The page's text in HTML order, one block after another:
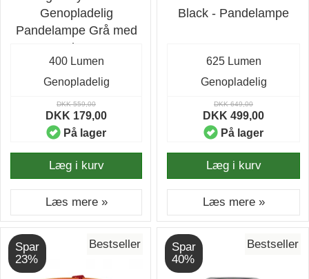
Genopladelig
Pandelampe Grå med
400 lumen
400 Lumen
Genopladelig
DKK 559,00
DKK 179,00
På lager
Læg i kurv
Læs mere »
Black - Pandelampe
625 Lumen
Genopladelig
DKK 649,00
DKK 499,00
På lager
Læg i kurv
Læs mere »
Spar
23%
Bestseller
Spar
40%
Bestseller